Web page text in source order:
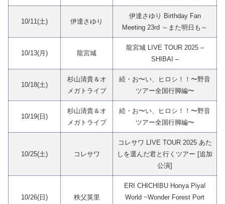
10/11(土) 伊達さゆり
伊達さゆり Birthday Fan
Meeting 23rd ～また明日も～
10/13(月) 龍宮城
龍宮城 LIVE TOUR 2025 –
SHIBAI –
10/18(土)
杉山清貴＆オ
メガトライブ
続・お〜い、ヒロシ！！〜野音
ツアー全国行脚編〜
10/19(日)
杉山清貴＆オ
メガトライブ
続・お〜い、ヒロシ！！〜野音
ツアー全国行脚編〜
10/25(土) コレサワ
コレサワ LIVE TOUR 2025 あた
しを選んだ君と行くツアー [追加
公演]
10/26(日) 秩父英里
ERI CHICHIBU Honya Piya!
World ~Wonder Forest Port